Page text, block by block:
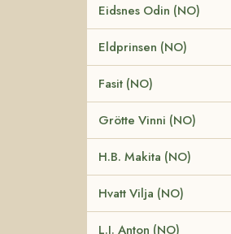
Eidsnes Odin (NO)
Eldprinsen (NO)
Fasit (NO)
Grötte Vinni (NO)
H.B. Makita (NO)
Hvatt Vilja (NO)
L.I. Anton (NO)